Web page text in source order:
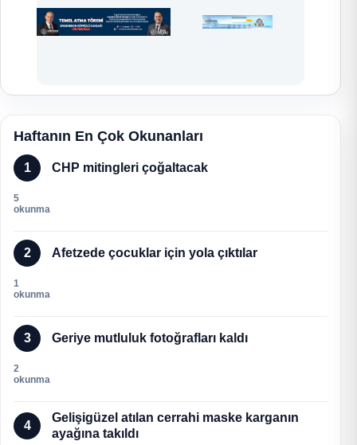
Haftanın En Çok Okunanları
1 CHP mitingleri çoğaltacak
5
okunma
2 Afetzede çocuklar için yola çıktılar
1
okunma
3 Geriye mutluluk fotoğrafları kaldı
2
okunma
4
Gelişigüzel atılan cerrahi maske karganın
ayağına takıldı